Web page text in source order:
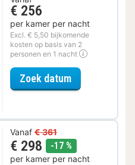
€ 256
per kamer per nacht
Excl. € 5,50 bijkomende
kosten op basis van 2
personen en 1 nacht
Zoek datumvoor
Vanaf € 361
€ 298 -17 %
per kamer per nacht